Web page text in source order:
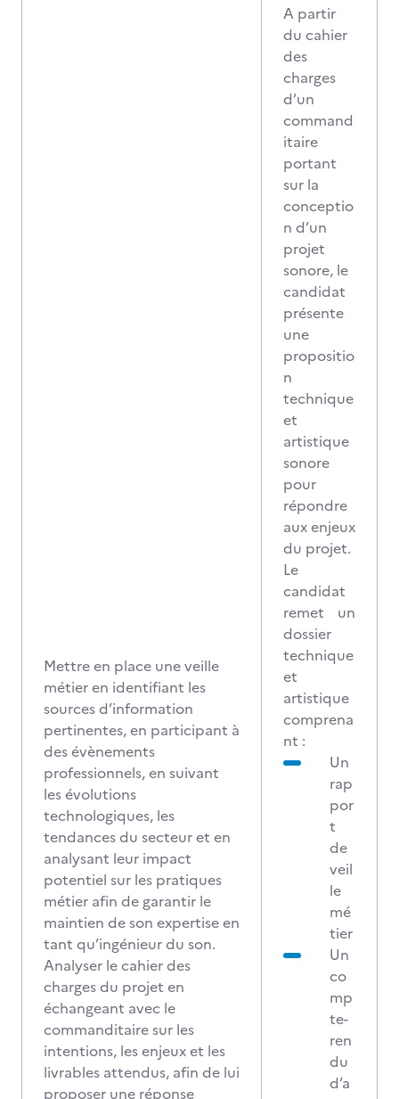
Mettre en place une veille
métier en identifiant les
sources d’information
pertinentes, en participant à
des évènements
professionnels, en suivant
les évolutions
technologiques, les
tendances du secteur et en
analysant leur impact
potentiel sur les pratiques
métier afin de garantir le
maintien de son expertise en
tant qu’ingénieur du son.
Analyser le cahier des
charges du projet en
échangeant avec le
commanditaire sur les
intentions, les enjeux et les
livrables attendus, afin de lui
proposer une réponse
A partir
du cahier
des
charges
d’un
command
itaire
portant
sur la
conceptio
n d’un
projet
sonore, le
candidat
présente
une
propositio
n
technique
et
artistique
sonore
pour
répondre
aux enjeux
du projet.
Le
candidat
remet un
dossier
technique
et
artistique
comprena
nt :
Un
rap
por
t
de
veil
le
mé
tier
Un
co
mp
te-
ren
du
d’a